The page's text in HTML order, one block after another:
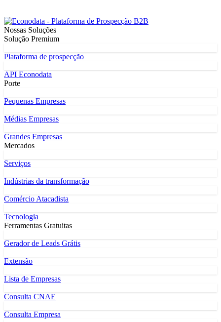
Nossas Soluções
Solução Premium
Plataforma de prospecção
API Econodata
Porte
Pequenas Empresas
Médias Empresas
Grandes Empresas
Mercados
Serviços
Indústrias da transformação
Comércio Atacadista
Tecnologia
Ferramentas Gratuitas
Gerador de Leads Grátis
Extensão
Lista de Empresas
Consulta CNAE
Consulta Empresa